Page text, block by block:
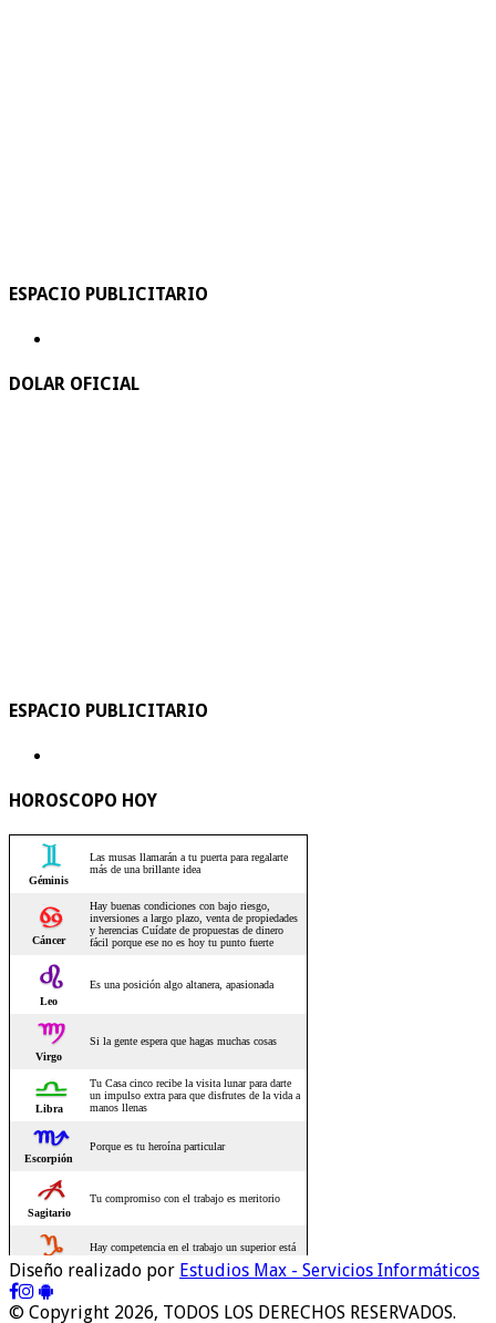
ESPACIO PUBLICITARIO
DOLAR OFICIAL
ESPACIO PUBLICITARIO
HOROSCOPO HOY
Diseño realizado por Estudios Max - Servicios Informáticos
© Copyright 2026, TODOS LOS DERECHOS RESERVADOS.